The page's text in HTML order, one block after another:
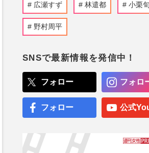
広瀬すず 林遣都 小栗旬
野村周平
SNSで最新情報を発信中！
フォロー フォロ
フォロー 公式